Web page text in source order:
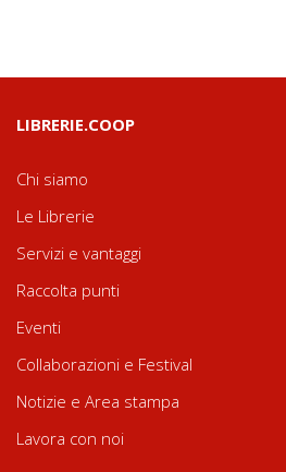
LIBRERIE.COOP
Chi siamo
Le Librerie
Servizi e vantaggi
Raccolta punti
Eventi
Collaborazioni e Festival
Notizie e Area stampa
Lavora con noi